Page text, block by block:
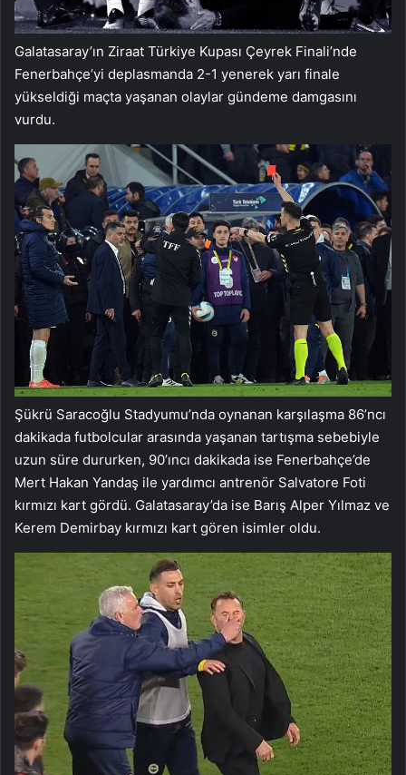
Galatasaray’ın Ziraat Türkiye Kupası Çeyrek Finali’nde
Fenerbahçe’yi deplasmanda 2-1 yenerek yarı finale
yükseldiği maçta yaşanan olaylar gündeme damgasını
vurdu.
Şükrü Saracoğlu Stadyumu’nda oynanan karşılaşma 86’ncı
dakikada futbolcular arasında yaşanan tartışma sebebiyle
uzun süre dururken, 90’ıncı dakikada ise Fenerbahçe’de
Mert Hakan Yandaş ile yardımcı antrenör Salvatore Foti
kırmızı kart gördü. Galatasaray’da ise Barış Alper Yılmaz ve
Kerem Demirbay kırmızı kart gören isimler oldu.